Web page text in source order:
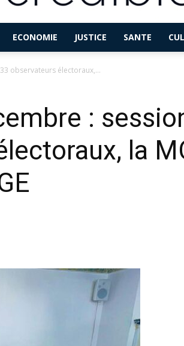
ECONOMIE JUSTICE SANTE
observateurs électoraux,...
:
la